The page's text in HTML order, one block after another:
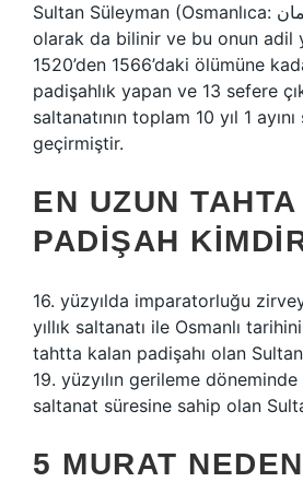
Sultan Süleyman (Osmanlıca: قانونى سلطان سليمان)
olarak da bilinir ve bu onun adil
1520’den 1566’daki ölümüne
padişahlık yapan ve 13 sefere
saltanatının toplam 10 yıl 1
geçirmiştir.
EN UZUN
PADIŞAH
16. yüzyılda imparatorluğu
yıllık saltanatı ile Osmanlı
tahtta kalan padişahı olan Sultan
19. yüzyılın gerileme
saltanat süresine sahip olan
5 MURAT NEDEN